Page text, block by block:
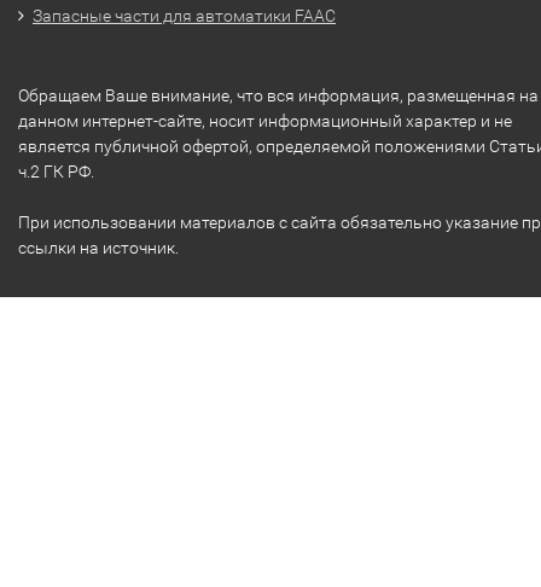
Запасные части для автоматики FAAC
Обращаем Ваше внимание, что вся информация, размещенная на
данном интернет-сайте, носит информационный характер и не
является публичной офертой, определяемой положениями
ч.2 ГК РФ.
При использовании материалов с сайта обязательно указание
ссылки на источник.